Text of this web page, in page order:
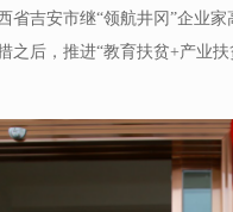
省吉安市继“领航井冈”企业
之后，推进“教育扶贫+产业